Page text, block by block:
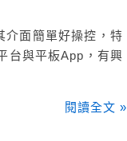
介面簡單好操控，特
台與平板App，有興
閱讀全文 »